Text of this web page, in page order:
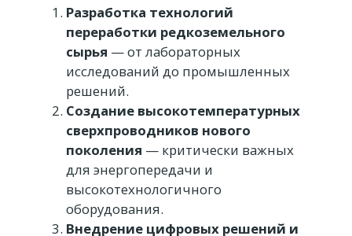
Разработка технологий
переработки редкоземельного
сырья — от лабораторных
исследований до промышленных
решений.
Создание высокотемпературных
сверхпроводников нового
поколения — критически важных
для энергопередачи и
высокотехнологичного
оборудования.
Внедрение цифровых решений и